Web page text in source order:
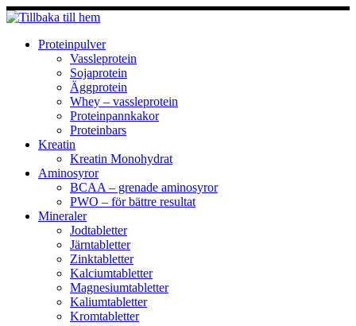
Hoppa
till
innehållProteinpulver
Vassleprotein
Sojaprotein
Äggprotein
Whey – vassleprotein
Proteinpannkakor
Proteinbars
Kreatin
Kreatin Monohydrat
Aminosyror
BCAA – grenade aminosyror
PWO – för bättre resultat
Mineraler
Jodtabletter
Järntabletter
Zinktabletter
Kalciumtabletter
Magnesiumtabletter
Kaliumtabletter
Kromtabletter